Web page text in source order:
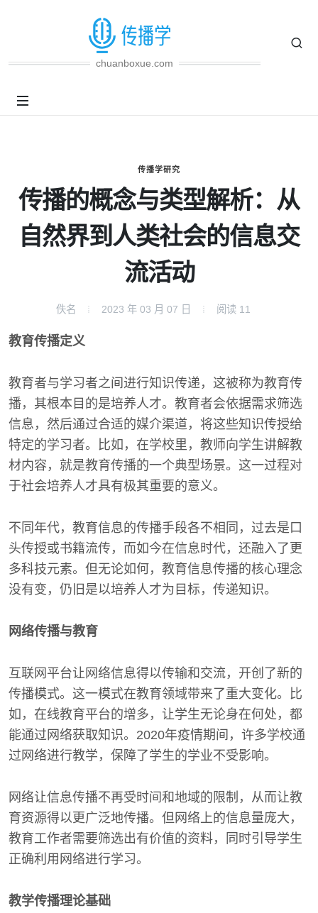
chuanboxue.com
传播学研究
传播的概念与类型解析：从
自然界到人类社会的信息交
流活动
佚名 2023 年 03 月 07 日 阅读 11
教育传播定义
教育者与学习者之间进行知识传递，这被称为教育传
播，其根本目的是培养人才。教育者会依据需求筛选
信息，然后通过合适的媒介渠道，将这些知识传授给
特定的学习者。比如，在学校里，教师向学生讲解教
材内容，就是教育传播的一个典型场景。这一过程对
于社会培养人才具有极其重要的意义。
不同年代，教育信息的传播手段各不相同，过去是口
头传授或书籍流传，而如今在信息时代，还融入了更
多科技元素。但无论如何，教育信息传播的核心理念
没有变，仍旧是以培养人才为目标，传递知识。
网络传播与教育
互联网平台让网络信息得以传输和交流，开创了新的
传播模式。这一模式在教育领域带来了重大变化。比
如，在线教育平台的增多，让学生无论身在何处，都
能通过网络获取知识。2020年疫情期间，许多学校通
过网络进行教学，保障了学生的学业不受影响。
网络让信息传播不再受时间和地域的限制，从而让教
育资源得以更广泛地传播。但网络上的信息量庞大，
教育工作者需要筛选出有价值的资料，同时引导学生
正确利用网络进行学习。
教学传播理论基础